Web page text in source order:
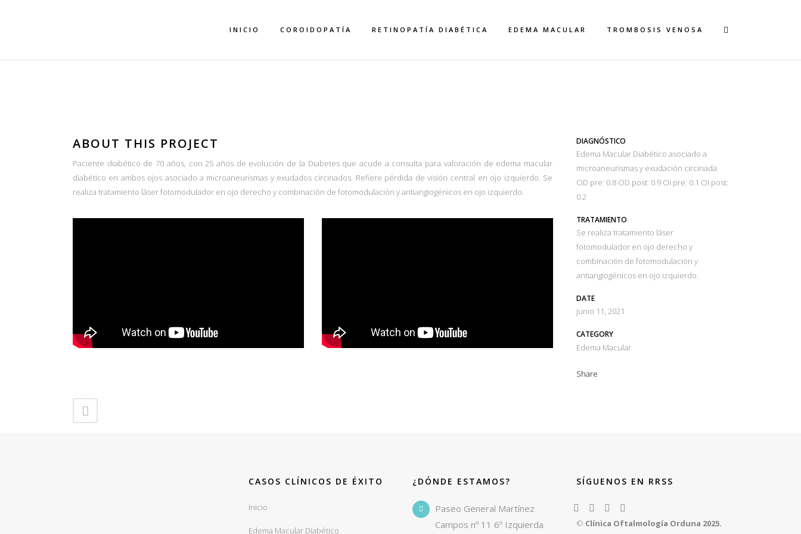
INICIO COROIDOPATÍA RETINOPATÍA DIABÉTICA EDEMA MACULAR TROMBOSIS VENOSA
CASO EDEMA MACULAR DIABÉTICO
ABOUT THIS PROJECT
Paciente diabético de 70 años, con 25 años de evolución de la Diabetes que acude a consulta para valoración de edema macular
diabético en ambos ojos asociado a microaneurismas y exudados circinados. Refiere pérdida de visión central en ojo izquierdo. Se
realiza tratamiento láser fotomodulador en ojo derecho y combinación de fotomodulación y antiangiogénicos en ojo izquierdo.
DIAGNÓSTICO
Edema Macular Diabético asociado a
microaneurismas y exudación circinada
OD pre: 0.8 OD.post: 0.9 OI pre: 0.1 OI post:
0.2
TRATAMIENTO
Se realiza tratamiento láser
fotomodulador en ojo derecho y
combinación de fotomodulación y
antiangiogénicos en ojo izquierdo.
DATE
junio 11, 2021
CATEGORY
Edema Macular
Share
CASOS CLÍNICOS DE ÉXITO
Inicio
Edema Macular Diabético
¿DÓNDE ESTAMOS?
Paseo General Martínez
Campos nº 11 6º Izquierda
SÍGUENOS EN RRSS
© Clínica Oftalmología Orduna 2025.